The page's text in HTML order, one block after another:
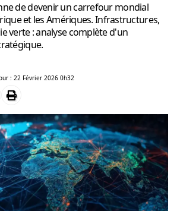
de devenir un carrefour mondial
et les Amériques. Infrastructures,
verte : analyse complète d'un
: 22 Février 2026 0h32